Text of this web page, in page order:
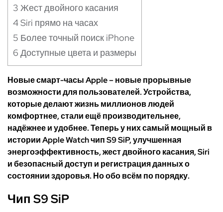
3 Жест двойного касания
4Siri прямо на часах
5 Более точный поиск iPhone
6 Доступные цвета и размеры
Новые смарт-часыApple– новые прорывные
возможности для пользователей. Устройства,
которые делают жизнь миллионов людей
комфортнее, стали ещё производительнее,
надёжнее и удобнее. Теперь у них самый мощный в
историиAppleWatchчипS9SiP, улучшенная
энергоэффективность, жест двойного касания,Siri
и безопасный доступ и регистрация данных о
состоянии здоровья. Но обо всём по порядку.
Чип S9SiP